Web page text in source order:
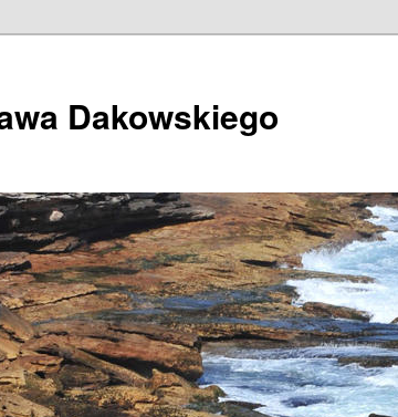
Dakowskiego